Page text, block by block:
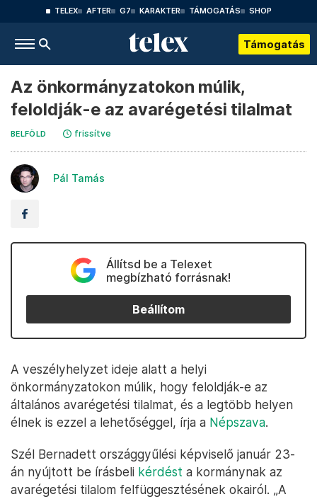
TELEX AFTER G7 KARAKTER TÁMOGATÁS SHOP
Támogatás
Az önkormányzatokon múlik,
feloldják-e az avarégetési tilalmat
BELFÖLD frissítve
Pál Tamás
Állítsd be a Telexet
megbízható forrásnak!
Beállítom
A veszélyhelyzet ideje alatt a helyi
önkormányzatokon múlik, hogy feloldják-e az
általános avarégetési tilalmat, és a legtöbb helyen
élnek is ezzel a lehetőséggel, írja a Népszava.
Szél Bernadett országgyűlési képviselő január 23-
án nyújtott be írásbeli kérdést a kormánynak az
avarégetési tilalom felfüggesztésének okairól. „A